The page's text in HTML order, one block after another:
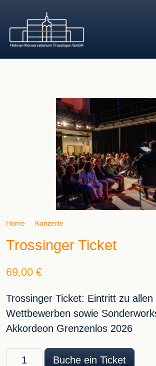
Home Konzerte
Trossinger Ticket
69,00 €
Trossinger Ticket: Eintritt zu allen
Wettbewerben sowie
Akkordeon Grenzenlos 2026
Trossinger Ticket Menge
Buche ein Ticket